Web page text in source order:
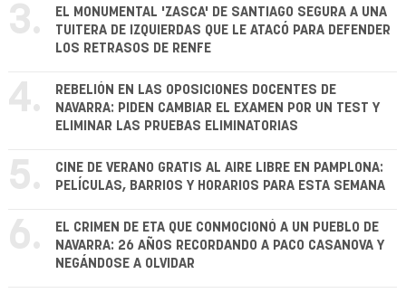
3.
EL MONUMENTAL 'ZASCA' DE SANTIAGO SEGURA A UNA
TUITERA DE IZQUIERDAS QUE LE ATACÓ PARA DEFENDER
LOS RETRASOS DE RENFE
4.
REBELIÓN EN LAS OPOSICIONES DOCENTES DE
NAVARRA: PIDEN CAMBIAR EL EXAMEN POR UN TEST Y
ELIMINAR LAS PRUEBAS ELIMINATORIAS
5.
CINE DE VERANO GRATIS AL AIRE LIBRE EN PAMPLONA:
PELÍCULAS, BARRIOS Y HORARIOS PARA ESTA SEMANA
6.
EL CRIMEN DE ETA QUE CONMOCIONÓ A UN PUEBLO DE
NAVARRA: 26 AÑOS RECORDANDO A PACO CASANOVA Y
NEGÁNDOSE A OLVIDAR